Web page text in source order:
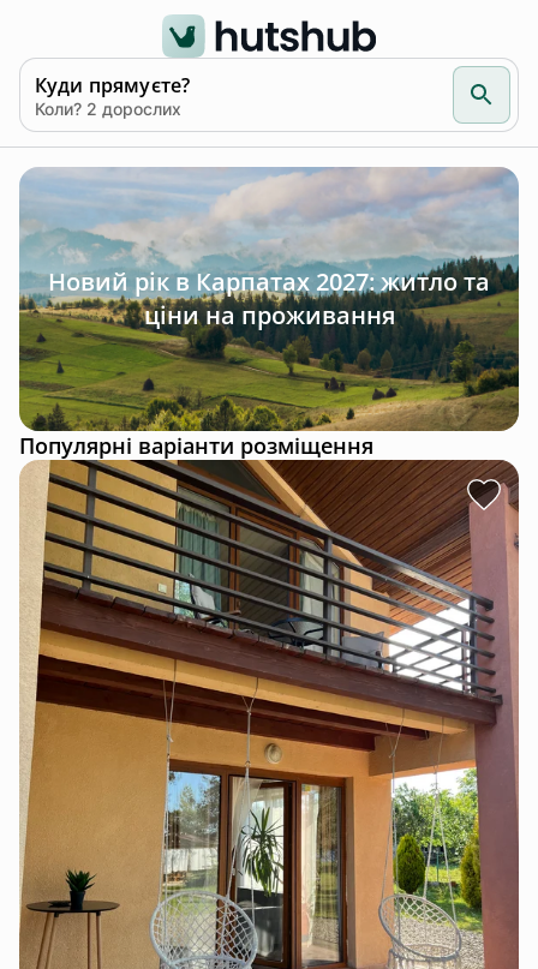
Куди прямуєте?
Коли? 2 дорослих
Новий рік в Карпатах 2027: житло та
ціни на проживання
Популярні варіанти розміщення